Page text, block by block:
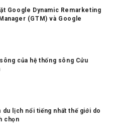
Google Dynamic Remarketing
(GTM) và Google
của hệ thống sông Cửu
du lịch nổi tiếng nhất thế giới do
chọn